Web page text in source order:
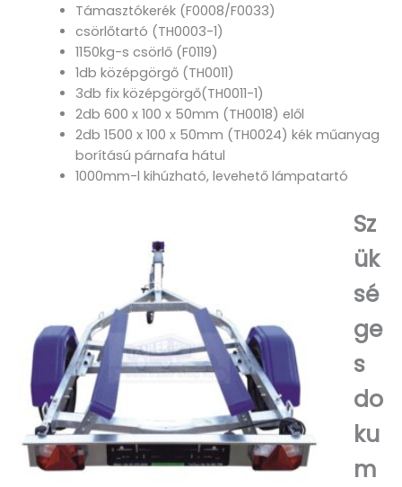
Támasztókerék (F0008/F0033)
csörlőtartó (TH0003-1)
1150kg-s csörlő (F0119)
1db középgörgő (TH0011)
3db fix középgörgő(TH0011-1)
2db 600 x 100 x 50mm (TH0018) elől
2db 1500 x 100 x 50mm (TH0024) kék műanyag
borítású párnafa hátul
1000mm-l kihúzható, levehető lámpatartó
Sz
ük
sé
ge
s
do
ku
m